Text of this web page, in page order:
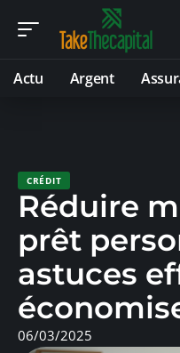
Actu Argent
CRÉDIT
Réduire
prêt
astuces
06/03/2025